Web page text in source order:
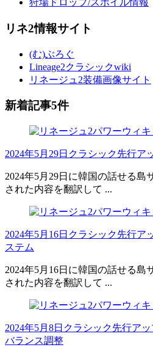
狩場ドロップ/スポイル情報
リネ2情報サイト
(む)ぶろぐ
Lineage2クラシックwiki
リネージュ2装備画像サイト
新着記事5件
2024年5月29日クラシック先行ア
2024年5月29日に韓国の話せる島
された内容を翻訳して ...
2024年5月16日クラシック先行ア
ステム
2024年5月16日に韓国の話せる島
された内容を翻訳して ...
2024年5月8日クラシック先行ア
バランス調整